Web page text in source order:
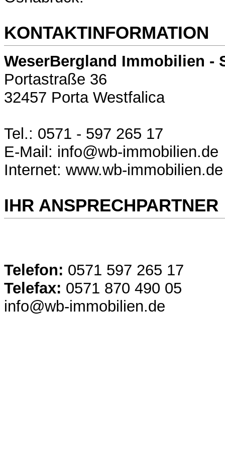
KONTAKTINFORMATION
WeserBergland Immobilien -
Portastraße 36
32457 Porta Westfalica
Tel.: 0571 - 597 265 17
E-Mail: info@wb-immobilien.de
Internet: www.wb-immobilien.de
IHR ANSPRECHPARTNER
Telefon: 0571 597 265 17
Telefax: 0571 870 490 05
info@wb-immobilien.de